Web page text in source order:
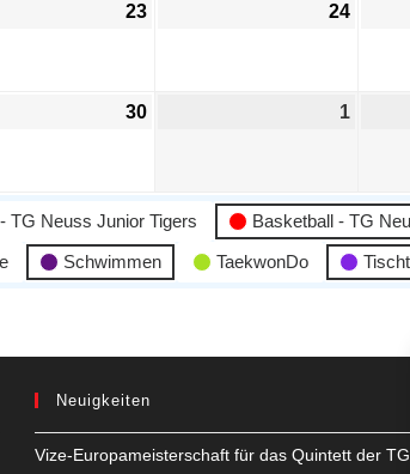
23 24
30 1
TG Neuss Junior Tigers Basketball - TG
Schwimmen TaekwonDo
Neuigkeiten
Vize-Europameisterschaft für das Quintett der